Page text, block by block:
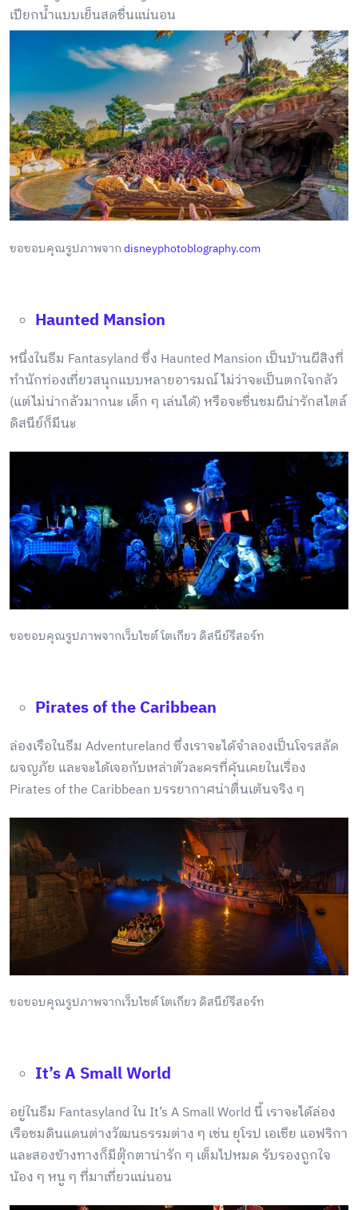
เปียกน้ำแบบเย็นสดชื่นแน่นอน
ขอขอบคุณรูปภาพจากdisneyphotoblography.com
Haunted Mansion
หนึ่งในธีม Fantasyland ซึ่ง Haunted Mansion เป็นบ้านผีสิงที่
ทำนักท่องเที่ยวสนุกแบบหลายอารมณ์ ไม่ว่าจะเป็นตกใจกลัว
(แต่ไม่น่ากลัวมากนะ เด็ก ๆ เล่นได้) หรือจะชื่นชมผีน่ารักสไตล์
ดิสนีย์ก็มีนะ
ขอขอบคุณรูปภาพจากเว็บไซต์ โตเกียว ดิสนีย์รีสอร์ท
Pirates of the Caribbean
ล่องเรือในธีม Adventureland ซึ่งเราจะได้จำลองเป็นโจรสลัด
ผจญภัย และจะได้เจอกับเหล่าตัวละครที่คุ้นเคยในเรื่อง
Pirates of the Caribbean บรรยากาศน่าตื่นเต้นจริง ๆ
ขอขอบคุณรูปภาพจากเว็บไซต์ โตเกียว ดิสนีย์รีสอร์ท
It’s A Small World
อยู่ในธีม Fantasyland ใน It’s A Small World นี้ เราจะได้ล่อง
เรือชมดินแดนต่างวัฒนธรรมต่าง ๆ เช่น ยุโรป เอเชีย แอฟริกา
และสองข้างทางก็มีตุ๊กตาน่ารัก ๆ เต็มไปหมด รับรองถูกใจ
น้อง ๆ หนู ๆ ที่มาเที่ยวแน่นอน